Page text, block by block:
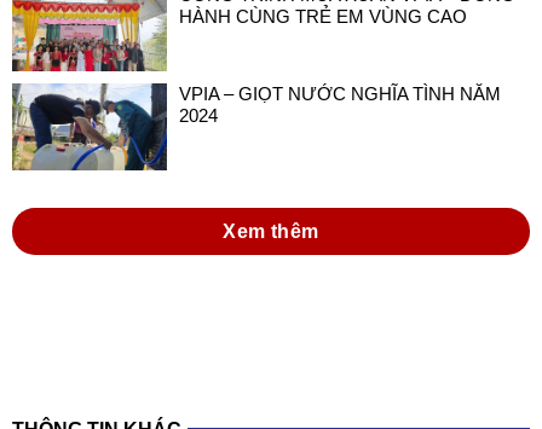
HÀNH CÙNG TRẺ EM VÙNG CAO
VPIA – GIỌT NƯỚC NGHĨA TÌNH NĂM
2024
Xem thêm